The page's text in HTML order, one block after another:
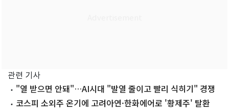
관련 기사
"열 받으면 안돼"…AI시대 "발열 줄이고 빨리 식히기" 경쟁
코스피 소외주 온기에 고려아연·한화에어로 '황제주' 탈환